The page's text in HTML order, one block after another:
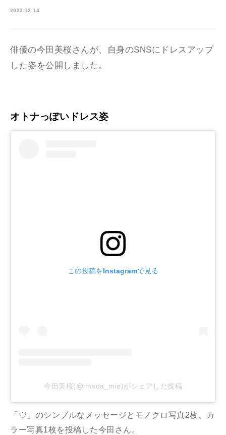
2023.12.14
俳優の今田美桜さんが、自身のSNSにドレスアップ
した姿を公開しました。
オトナっぽいドレス姿
この投稿をInstagramで見る
今田美桜(@imada_mio)がシェアした投稿
「♡」のシンプルなメッセージとモノクロ写真2枚、カ
ラー写真1枚を投稿した今田さん。